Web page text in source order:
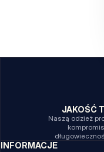
JAKOŚĆ
Naszą odzież
INFORMACJE